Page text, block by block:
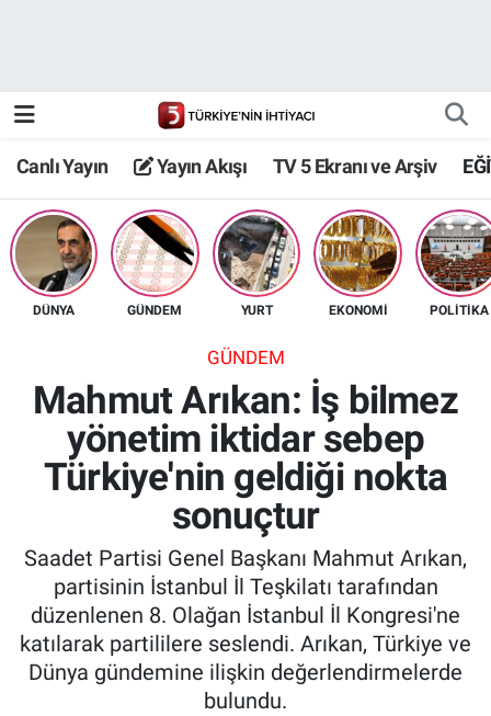
Canlı Yayın Yayın Akışı TV 5 Ekranı ve Arşiv
DÜNYA GÜNDEM YURT EKONOMİ POLİTİKA
GÜNDEM
Mahmut Arıkan: İş bilmez
yönetim iktidar sebep
Türkiye'nin geldiği nokta
sonuçtur
Saadet Partisi Genel Başkanı Mahmut Arıkan,
partisinin İstanbul İl Teşkilatı tarafından
düzenlenen 8. Olağan İstanbul İl Kongresi'ne
katılarak partililere seslendi. Arıkan, Türkiye ve
Dünya gündemine ilişkin değerlendirmelerde
bulundu.
TV 5 Ekranı ve Arşiv